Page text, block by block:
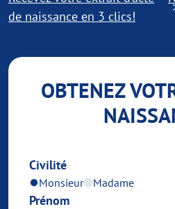
de naissance en 3 clics!
OBTENEZ
Civilité
Monsieur Madame
Prénom